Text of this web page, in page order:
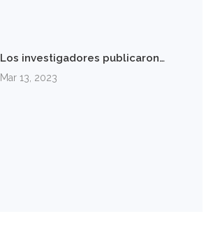
Los investigadores publicaron…
Mar 13, 2023